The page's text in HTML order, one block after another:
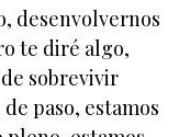
desenvolvernos
te diré algo,
sobrevivir
paso, estamos